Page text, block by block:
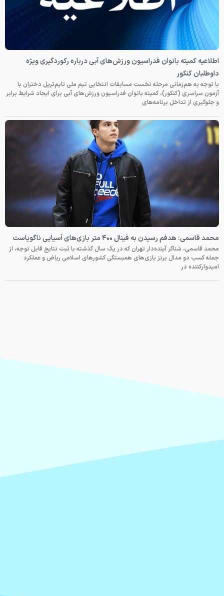
اطلاعیه کمیته بانوان فدراسیون ورزش‌های آبی درباره رکوردگیری ویژه
داوطلبان کنکور
با توجه به هم‌زمانی مرحله نخست مسابقات انتخابی تیم ملی تایم‌تریل دختران با
آزمون سراسری (کنکور)، کمیته بانوان فدراسیون ورزش‌های آبی برای ایجاد شرایط برابر
و جلوگیری از تداخل برنامه‌های
محمد قاسمی: هدفم رسیدن به فینال ۴۰۰ متر بازی‌های آسیایی ناگویاست
محمد قاسمی، شناگر آینده‌دار تهران که در یک سال گذشته با ثبت نتایج قابل توجه، از
جمله کسب دو مدال برنز بازی‌های همبستگی کشورهای اسلامی ریاض و عملکرد
امیدوارکننده در